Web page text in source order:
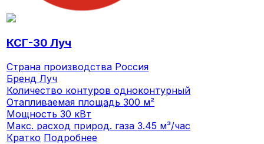
КСГ-30 Луч
Страна производства Россия
БрендЛуч
Количество контуроводноконтурный
Отапливаемая площадь300 м²
Мощность30 кВт
Макс. расход природ. газа3.45 м³/час
Кратко Подробнее